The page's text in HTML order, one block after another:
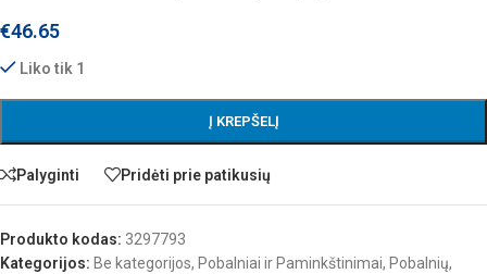
€46.65
Liko tik 1
Į KREPŠELĮ
Palyginti Pridėti prie patikusių
Produkto kodas: 3297793
Kategorijos: Be kategorijos, Pobalniai ir Paminkštinimai, Pobalnių,